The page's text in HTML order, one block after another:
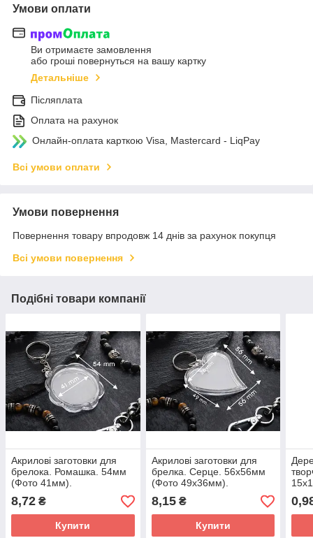
Умови оплати
Ви отримаєте замовлення
або гроші повернуться на вашу картку
Детальніше
Післяплата
Оплата на рахунок
Онлайн-оплата карткою Visa, Mastercard - LiqPay
Всі умови оплати
Умови повернення
Повернення товару впродовж 14 днів за рахунок покупця
Всі умови повернення
Подібні товари компанії
Акрилові заготовки для
брелока. Ромашка. 54мм
(Фото 41мм).
8,72 ₴
Купити
Акрилові заготовки для
брелка. Серце. 56х56мм
(Фото 49х36мм).
8,15₴
Купити